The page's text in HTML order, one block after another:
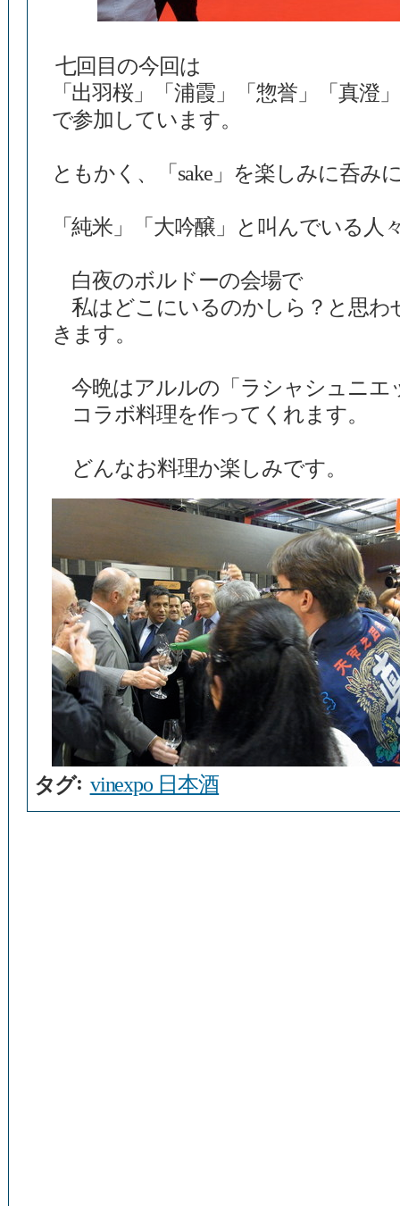
七回目の今回は
「出羽桜」「浦霞」「惣誉」「真澄
で参加しています。
ともかく、「sake」を楽しみに呑み
「純米」「大吟醸」と叫んでいる人
白夜のボルドーの会場で
私はどこにいるのかしら？と思
きます。
今晩はアルルの「ラシャシュニ
コラボ料理を作ってくれます。
どんなお料理か楽しみです。
タグ: vinexpo 日本酒